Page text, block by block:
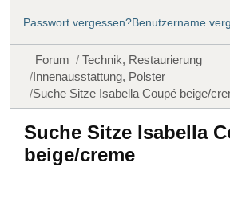
Passwort vergessen?Benutzername
Forum
Technik, Restaurierung
Innenausstattung, Polster
Suche Sitze Isabella Coupé beige/
Suche Sitze Isabella
beige/creme